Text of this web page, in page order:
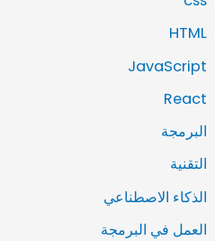
HTML
JavaScript
React
البرمجة
التقنية
الذكاء الاصطناعي
العمل في البرمجة